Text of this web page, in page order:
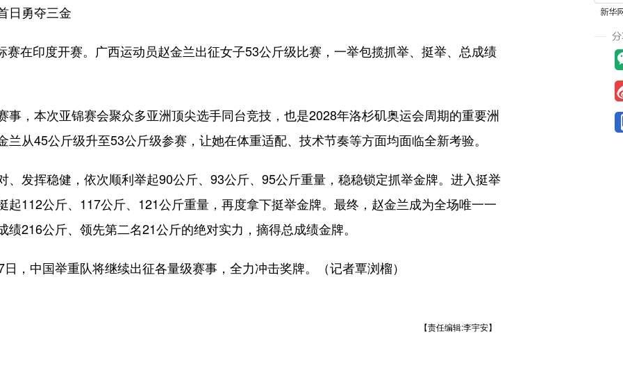
勇夺三金
在印度开赛。广西运动员赵金兰出征女子53公斤级比赛，一举包揽抓举、挺举、总成绩
，本次亚锦赛会聚众多亚洲顶尖选手同台竞技，也是2028年洛杉矶奥运会周期的重要洲
从45公斤级升至53公斤级参赛，让她在体重适配、技术节奏等方面均面临全新考验。
发挥稳健，依次顺利举起90公斤、93公斤、95公斤重量，稳稳锁定抓举金牌。进入挺举
起112公斤、117公斤、121公斤重量，再度拿下挺举金牌。最终，赵金兰成为全场唯一一
216公斤、领先第二名21公斤的绝对实力，摘得总成绩金牌。
中国举重队将继续出征各量级赛事，全力冲击奖牌。（记者覃浏榴）
【责任编辑:李宇安】